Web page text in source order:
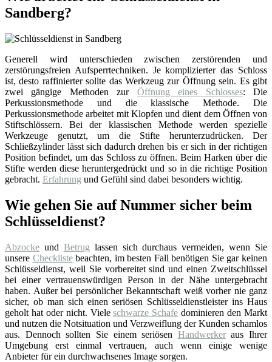
Sandberg?
Generell wird unterschieden zwischen zerstörenden und
zerstörungsfreien Aufsperrtechniken. Je komplizierter das Schloss
ist, desto raffinierter sollte das Werkzeug zur Öffnung sein. Es gibt
zwei gängige Methoden zur Öffnung eines Schlosses: Die
Perkussionsmethode und die klassische Methode. Die
Perkussionsmethode arbeitet mit Klopfen und dient dem Öffnen von
Stiftschlössern. Bei der klassischen Methode werden spezielle
Werkzeuge genutzt, um die Stifte herunterzudrücken. Der
Schließzylinder lässt sich dadurch drehen bis er sich in der richtigen
Position befindet, um das Schloss zu öffnen. Beim Harken über die
Stifte werden diese heruntergedrückt und so in die richtige Position
gebracht. Erfahrung und Gefühl sind dabei besonders wichtig.
Wie gehen Sie auf Nummer sicher beim
Schlüsseldienst?
Abzocke und Betrug lassen sich durchaus vermeiden, wenn Sie
unsere Checklistebeachten, im besten Fall benötigen Sie gar keinen
Schlüsseldienst, weil Sie vorbereitet sind und einen Zweitschlüssel
bei einer vertrauenswürdigen Person in der Nähe untergebracht
haben. Außer bei persönlicher Bekanntschaft weiß vorher nie ganz
sicher, ob man sich einen seriösen Schlüsseldienstleister ins Haus
geholt hat oder nicht. Vieleschwarze Schafe dominieren den Markt
und nutzen die Notsituation und Verzweiflung der Kunden schamlos
aus. Dennoch sollten Sie einem seriösen Handwerkeraus Ihrer
Umgebung erst einmal vertrauen, auch wenn einige wenige
Anbieter für ein durchwachsenes Image sorgen.